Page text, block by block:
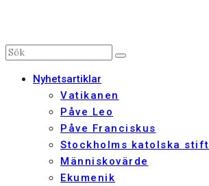
Nyhetsartiklar
Vatikanen
Påve Leo
Påve Franciskus
Stockholms katolska stift
Människovärde
Ekumenik